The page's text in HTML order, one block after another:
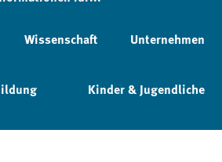
Wissenschaft Unternehmen
Kinder & Jugendliche